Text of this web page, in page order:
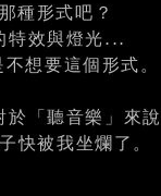
種形式吧？
特效與燈光...
想要這個形式。
「聽音樂」來說
快被我坐爛了。